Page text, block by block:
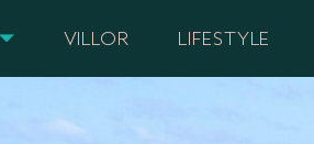
VILLOR LIFESTYLE